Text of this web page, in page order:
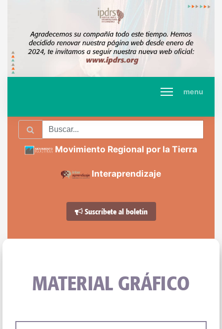
menu
Movimiento Regional por la Tierra
Interaprendizaje
Suscríbete al boletín
MATERIAL GRÁFICO